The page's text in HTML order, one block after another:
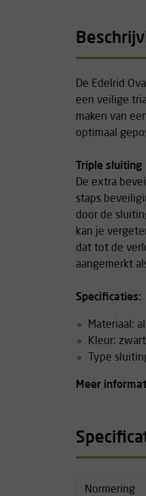
De Edelrid
een veilige
maken van
optimaal
Triple sluiting
De extra
staps
door de
kan je
dat tot de
aangemerkt
Specificaties:
Materiaal:
Kleur:
Type
Meer
Normering